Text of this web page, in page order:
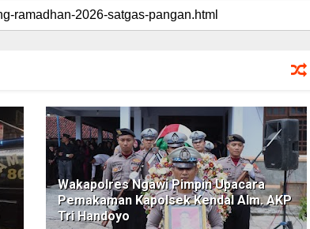
Wakapolres Ngawi Pimpin Upacara
Pemakaman Kapolsek Kendal Alm. AKP
Tri Handoyo